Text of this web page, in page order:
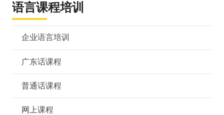
语言课程培训
企业语言培训
广东话课程
普通话课程
网上课程